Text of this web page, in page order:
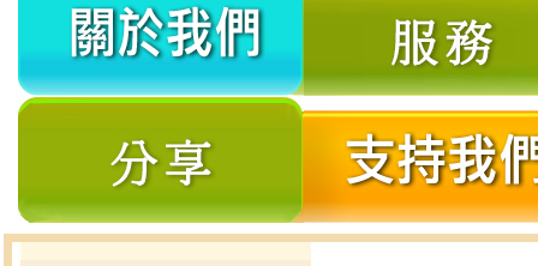
我
分